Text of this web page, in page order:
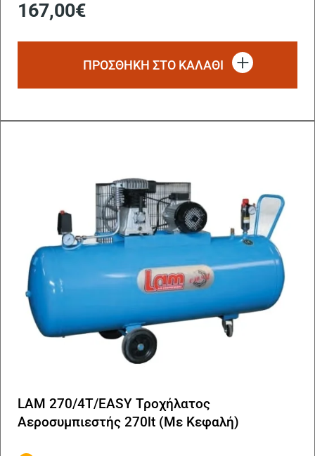
167,00€
ΠΡΟΣΘΗΚΗ ΣΤΟ ΚΑΛΑΘΙ
LAM 270/4T/EASY Τροχήλατος
Αεροσυμπιεστής 270lt (Με Κεφαλή)